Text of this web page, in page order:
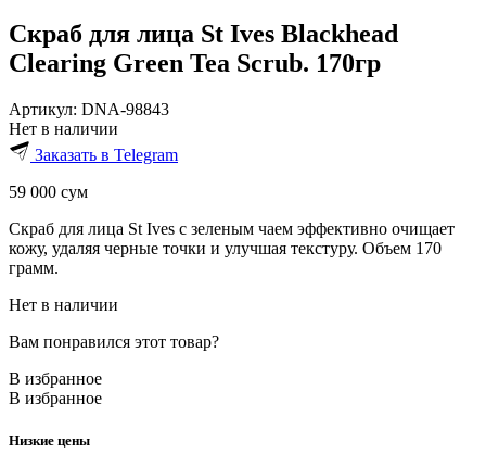
Скраб для лица St Ives Blackhead
Clearing Green Tea Scrub. 170гр
Артикул: DNA-98843
Нет в наличии
Заказать в Telegram
59 000 сум
Скраб для лица St Ives с зеленым чаем эффективно очищает
кожу, удаляя черные точки и улучшая текстуру. Объем 170
грамм.
Нет в наличии
Вам понравился этот товар?
В избранное
В избранное
Низкие цены